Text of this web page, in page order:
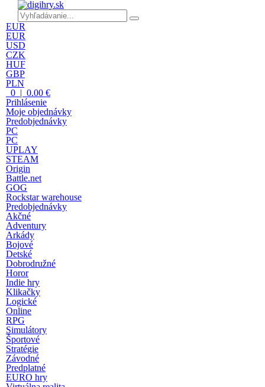
EUR
EUR
USD
CZK
HUF
GBP
PLN
0 | 0.00 €
Prihlásenie
Moje objednávky
Predobjednávky
PC
PC
UPLAY
STEAM
Origin
Battle.net
GOG
Rockstar warehouse
Predobjednávky
Akčné
Adventury
Arkády
Bojové
Detské
Dobrodružné
Horor
Indie hry
Klikačky
Logické
Online
RPG
Simulátory
Športové
Stratégie
Závodné
Predplatné
EURO hry